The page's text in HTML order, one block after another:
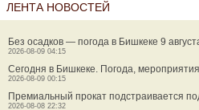
ЛЕНТА НОВОСТЕЙ
Без осадков — погода в Бишкеке 9
2026-08-09 04:15
Сегодня в Бишкеке. Погода,
2026-08-09 00:15
Премиальный прокат подстраивается
2026-08-08 22:32